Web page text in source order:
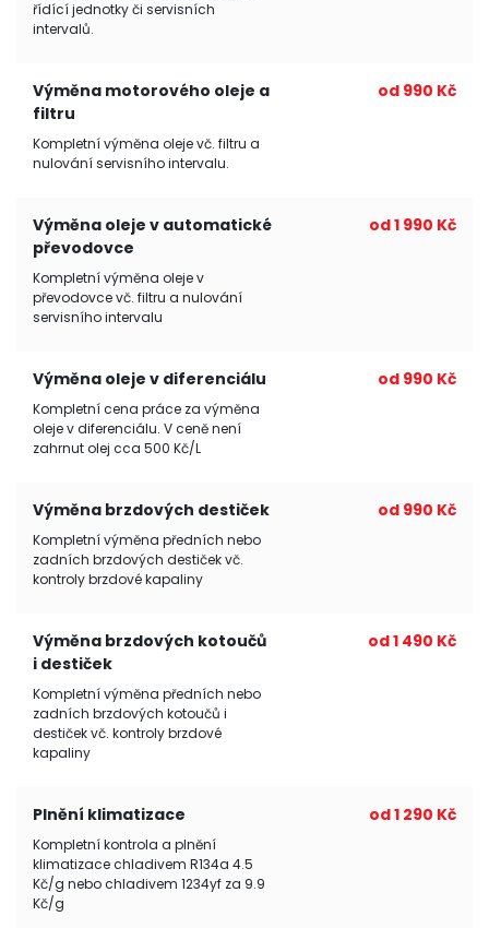
řídící jednotky či servisních
intervalů.
Výměna motorového oleje a
filtru
Kompletní výměna oleje vč. filtru a
nulování servisního intervalu.
od 990 Kč
Výměna oleje v automatické
převodovce
Kompletní výměna oleje v
převodovce vč. filtru a nulování
servisního intervalu
od 1 990 Kč
Výměna oleje v diferenciálu
Kompletní cena práce za výměna
oleje v diferenciálu. V ceně není
zahrnut olej cca 500 Kč/L
od 990 Kč
Výměna brzdových destiček
Kompletní výměna předních nebo
zadních brzdových destiček vč.
kontroly brzdové kapaliny
od 990 Kč
Výměna brzdových kotoučů
i destiček
Kompletní výměna předních nebo
zadních brzdových kotoučů i
destiček vč. kontroly brzdové
kapaliny
od 1 490 Kč
Plnění klimatizace
Kompletní kontrola a plnění
klimatizace chladivem R134a 4.5
Kč/g nebo chladivem 1234yf za 9.9
Kč/g
od 1 290 Kč